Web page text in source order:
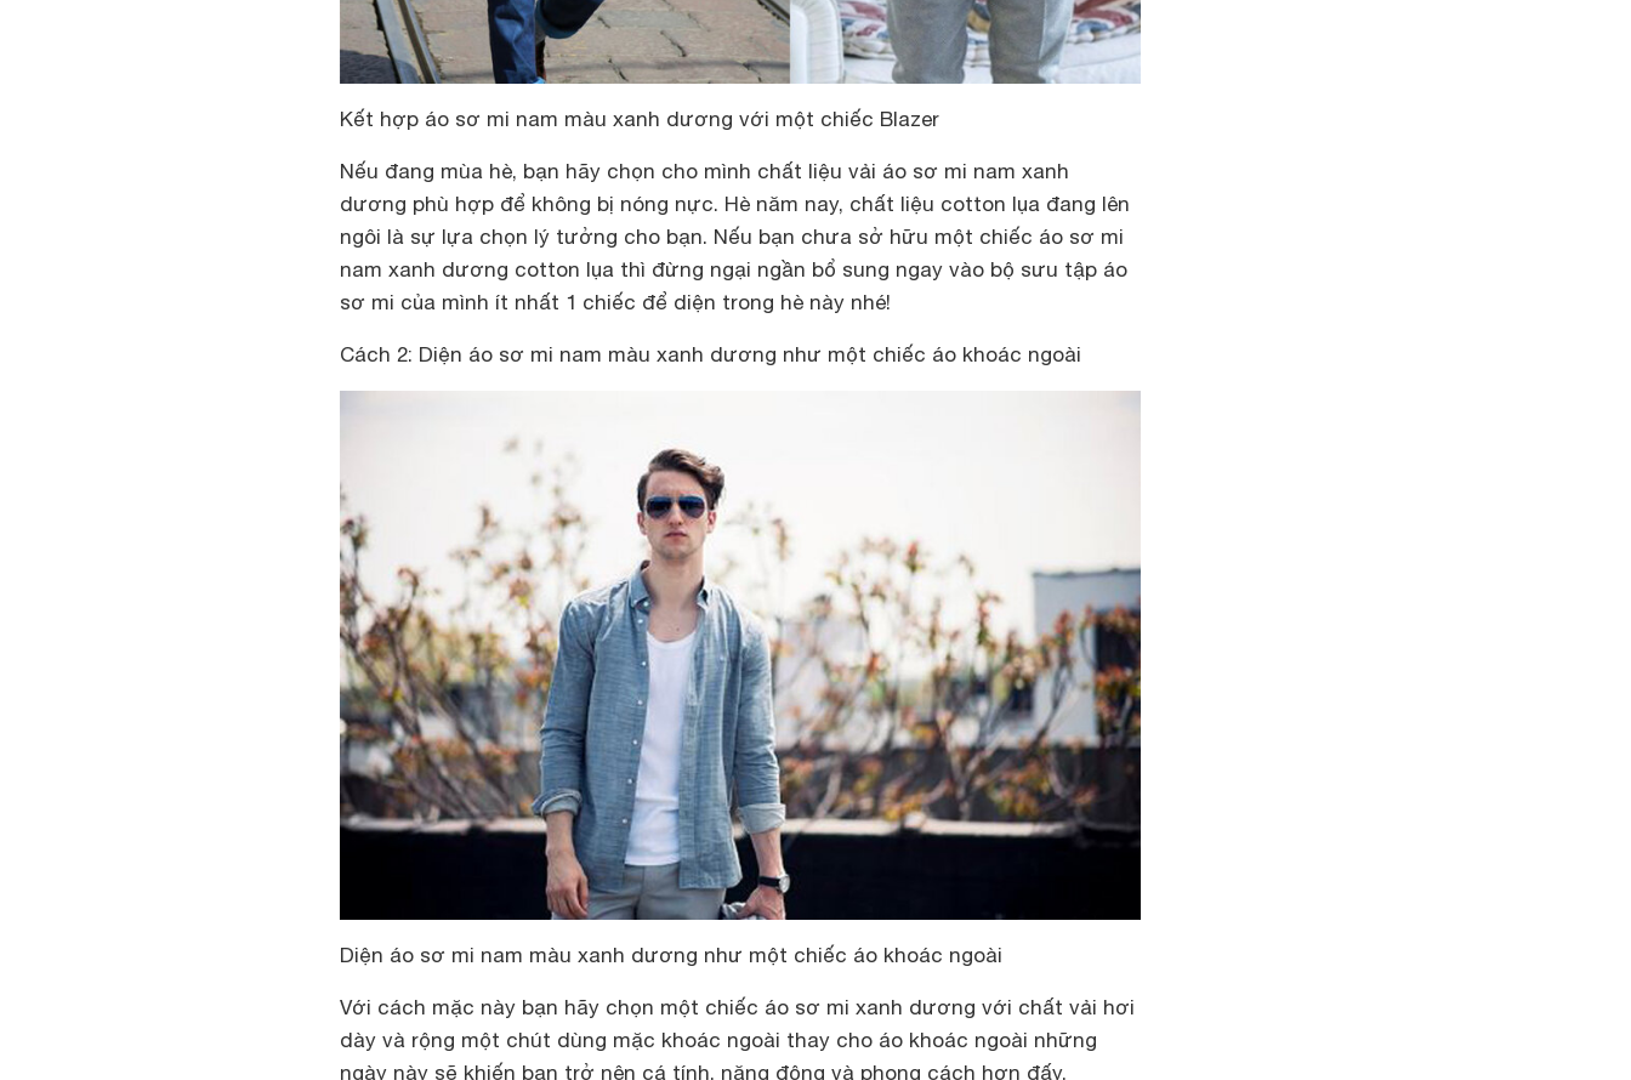
Kết hợp áo sơ mi nam màu xanh dương với một chiếc Blazer
Nếu đang mùa hè, bạn hãy chọn cho mình chất liệu vải áo sơ mi nam xanh
dương phù hợp để không bị nóng nực. Hè năm nay, chất liệu cotton lụa đang lên
ngôi là sự lựa chọn lý tưởng cho bạn. Nếu bạn chưa sở hữu một chiếc áo sơ mi
nam xanh dương cotton lụa thì đừng ngại ngần bổ sung ngay vào bộ sưu tập áo
sơ mi của mình ít nhất 1 chiếc để diện trong hè này nhé!
Cách 2: Diện áo sơ mi nam màu xanh dương như một chiếc áo khoác ngoài
Diện áo sơ mi nam màu xanh dương như một chiếc áo khoác ngoài
Với cách mặc này bạn hãy chọn một chiếc áo sơ mi xanh dương với chất vải hơi
dày và rộng một chút dùng mặc khoác ngoài thay cho áo khoác ngoài những
ngày này sẽ khiến bạn trở nên cá tính, năng động và phong cách hơn đấy.